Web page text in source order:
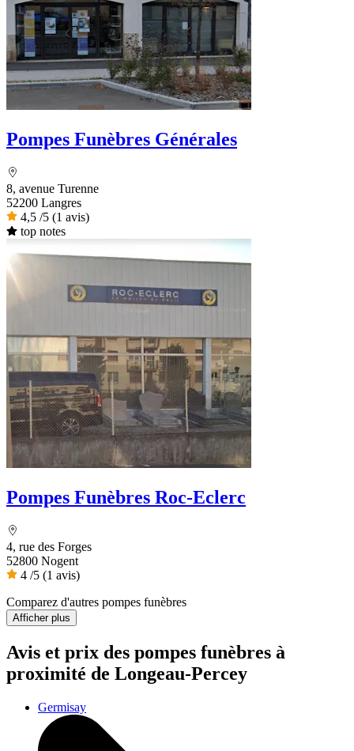
Pompes Funèbres Générales
8, avenue Turenne
52200 Langres
4,5 /5 (1 avis)
top notes
Pompes Funèbres Roc-Eclerc
4, rue des Forges
52800 Nogent
4 /5 (1 avis)
Comparez d'autres pompes funèbres
Afficher plus
Avis et prix des pompes funèbres à
proximité de Longeau-Percey
Germisay